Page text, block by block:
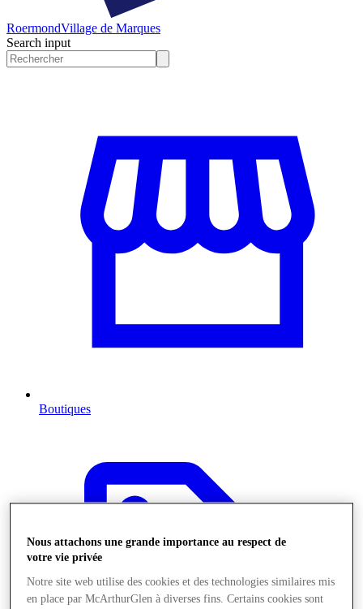
RoermondVillage de Marques
Search input
Boutiques
Nous attachons une grande importance au respect de
votre vie privée
Notre site web utilise des cookies et des technologies similaires mis
en place par McArthurGlen à diverses fins. Certains cookies sont